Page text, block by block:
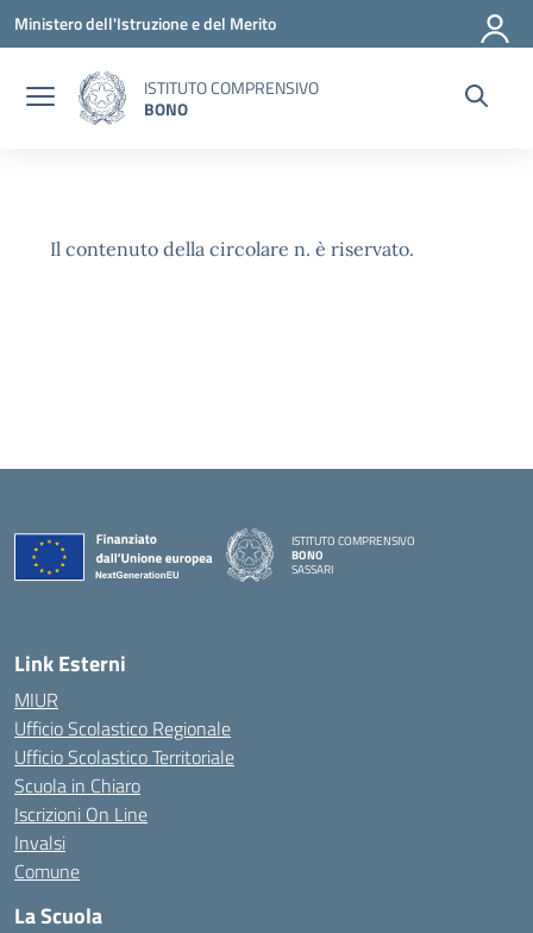
Vai ai contenuti
Vai al menu di navigazione
Vai al footer
Ministero dell'Istruzione e del Merito
ISTITUTO COMPRENSIVO
BONO
Il contenuto della circolare n. è riservato.
ISTITUTO COMPRENSIVO
BONO
SASSARI
Link Esterni
MIUR
Ufficio Scolastico Regionale
Ufficio Scolastico Territoriale
Scuola in Chiaro
Iscrizioni On Line
Invalsi
Comune
La Scuola